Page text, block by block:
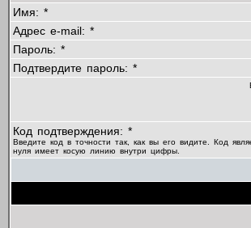
Имя: *
Адрес e-mail: *
Пароль: *
Подтвердите пароль: *
Код подтверждения: *
Введите код в точности так, как вы его видите. Код
нуля имеет косую линию внутри цифры.